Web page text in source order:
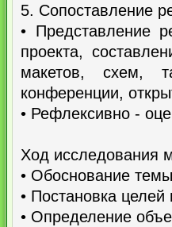
5. Сопоставление
• Представление
проекта,
макетов, схем,
конференции,
• Рефлексивно -
Ход исследования
• Обоснование
• Постановка целей
• Определение